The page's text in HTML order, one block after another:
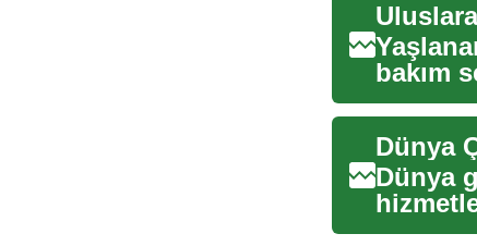
bakım
kritik
Dünya
Dünya
önemli